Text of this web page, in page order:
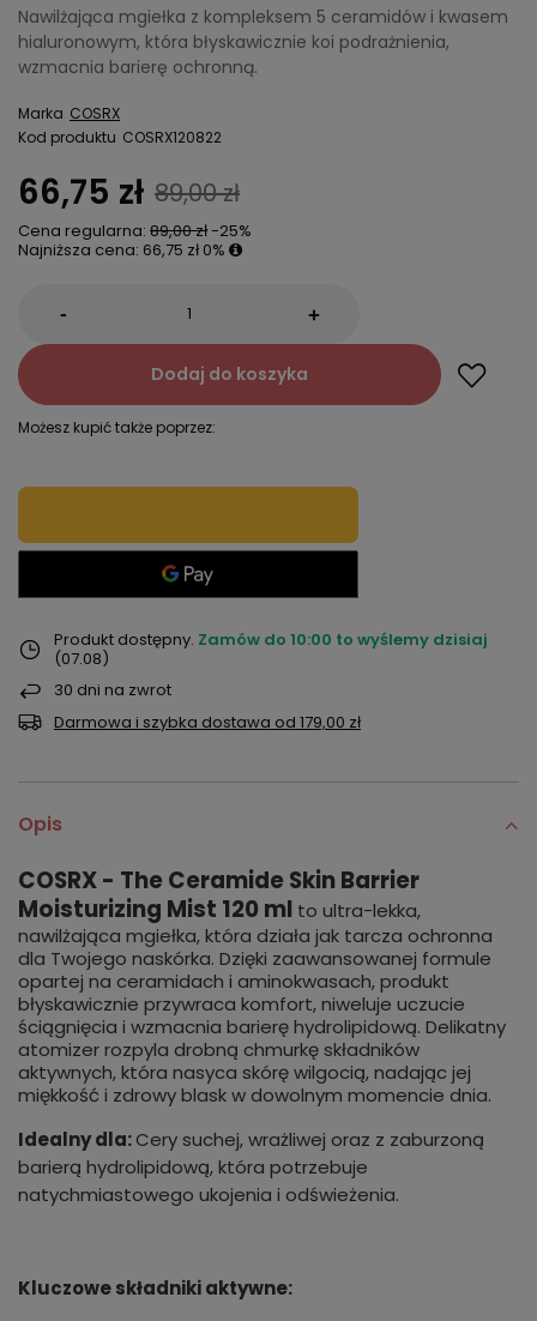
Nawilżająca mgiełka z kompleksem 5 ceramidów i kwasem
hialuronowym, która błyskawicznie koi podrażnienia,
wzmacnia barierę ochronną.
Marka COSRX
Kod produktu COSRX120822
66,75 zł 89,00 zł
Cena regularna: 89,00 zł-25%
Najniższa cena: 66,75 zł 0%
- +
Dodaj do koszyka
Możesz kupić także poprzez:
Produkt dostępny Zamów do 10:00 to wyślemy dzisiaj
(07.08)
30 dni na zwrot
Darmowa i szybka dostawa od 179,00 zł
Opis
COSRX - The Ceramide Skin Barrier
Moisturizing Mist 120 ml to ultra-lekka,
nawilżająca mgiełka, która działa jak tarcza ochronna
dla Twojego naskórka. Dzięki zaawansowanej formule
opartej na ceramidach i aminokwasach, produkt
błyskawicznie przywraca komfort, niweluje uczucie
ściągnięcia i wzmacnia barierę hydrolipidową. Delikatny
atomizer rozpyla drobną chmurkę składników
aktywnych, która nasyca skórę wilgocią, nadając jej
miękkość i zdrowy blask w dowolnym momencie dnia.
Idealny dla:Cery suchej, wrażliwej oraz z zaburzoną
barierą hydrolipidową, która potrzebuje
natychmiastowego ukojenia i odświeżenia.
Kluczowe składniki aktywne: